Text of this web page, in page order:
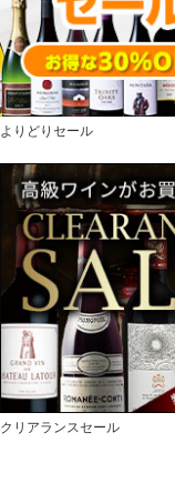
よりどりセール
クリアランスセール